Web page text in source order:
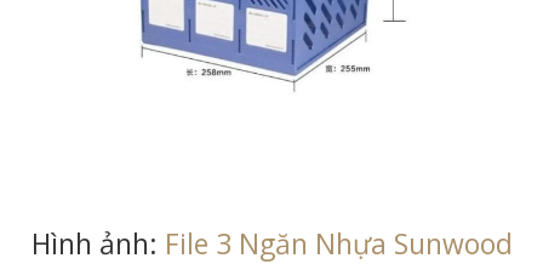
Hình ảnh: File 3 Ngăn Nhựa Sunwood